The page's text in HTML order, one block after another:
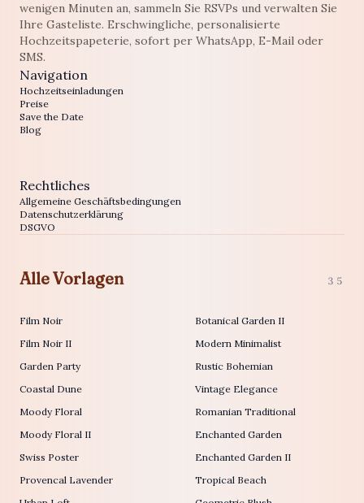
wenigen Minuten an, sammeln Sie RSVPs und verwalten Sie
Ihre Gasteliste. Erschwingliche, personalisierte
Hochzeitspapeterie, sofort per WhatsApp, E-Mail oder
SMS.
Navigation
Hochzeitseinladungen
Preise
Save the Date
Blog
Rechtliches
Allgemeine Geschäftsbedingungen
Datenschutzerklärung
DSGVO
Alle Vorlagen 35
Film Noir
Film Noir II
Garden Party
Coastal Dune
Moody Floral
Moody Floral II
Swiss Poster
Provencal Lavender
Botanical Garden II
Modern Minimalist
Rustic Bohemian
Vintage Elegance
Romanian Traditional
Enchanted Garden
Enchanted Garden II
Tropical Beach